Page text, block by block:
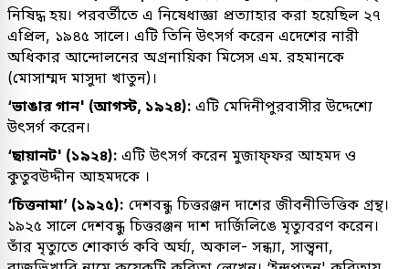
নিষিদ্ধ হয়। পরবর্তীতে এ নিষেধাজ্ঞা প্রত্যাহার করা হয়েছিল ২৭
এপ্রিল, ১৯৪৫ সালে। এটি তিনি উৎসর্গ করেন এদেশের নারী
অধিকার আন্দোলনের অগ্রনায়িকা মিসেস এম. রহমানকে
(মোসাম্মদ মাসুদা খাতুন)।
‘ভাঙার গান' (আগস্ট, ১৯২৪): এটি মেদিনীপুরবাসীর উদ্দেশ্যে
উৎসর্গ করেন।
‘ছায়ানট' (১৯২৪): এটি উৎসর্গ করেন মুজাফ্ফর আহমদ ও
কুতুবউদ্দীন আহমদকে ।
‘চিত্তনামা’ (১৯২৫): দেশবন্ধু চিত্তরঞ্জন দাশের জীবনীভিত্তিক গ্রন্থ।
১৯২৫ সালে দেশবন্ধু চিত্তরঞ্জন দাশ দার্জিলিঙে মৃত্যুবরণ করেন।
তাঁর মৃত্যুতে শোকার্ত কবি অর্ঘ্য, অকাল- সন্ধ্যা, সান্ত্বনা,